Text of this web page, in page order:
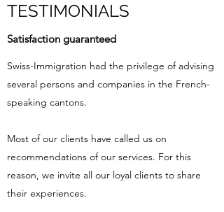
TESTIMONIALS
Satisfaction guaranteed
Swiss-Immigration had the privilege of advising
several persons and companies in the French-
speaking cantons.
Most of our clients have called us on
recommendations of our services. For this
reason, we invite all our loyal clients to share
their experiences.